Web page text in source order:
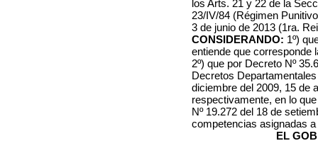
los Arts. 21 y 22 de la
23/IV/84 (Régimen
3 de junio de 2013 (1ra.
CONSIDERANDO: 1º)
entiende que corresponde
2º) que por Decreto Nº
Decretos
diciembre del 2009, 15 de
respectivamente, en lo
Nº 19.272 del 18 de
competencias asignadas
EL